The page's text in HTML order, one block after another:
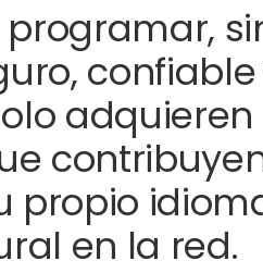
confiable
adquieren
propio
en la red.